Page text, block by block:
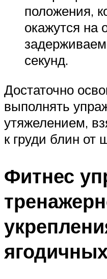
положения,
окажутся на
секунд.
Достаточно
выполнять
утяжелением,
к груди блин от
Фитнес